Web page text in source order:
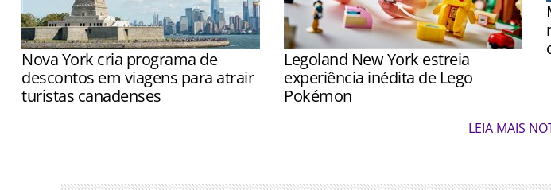
Nova York cria programa de
descontos em viagens para atrair
turistas canadenses
Legoland New York estreia
experiência inédita de Lego
Pokémon
Espaço permitirá aos visitantesLEIA MAIS